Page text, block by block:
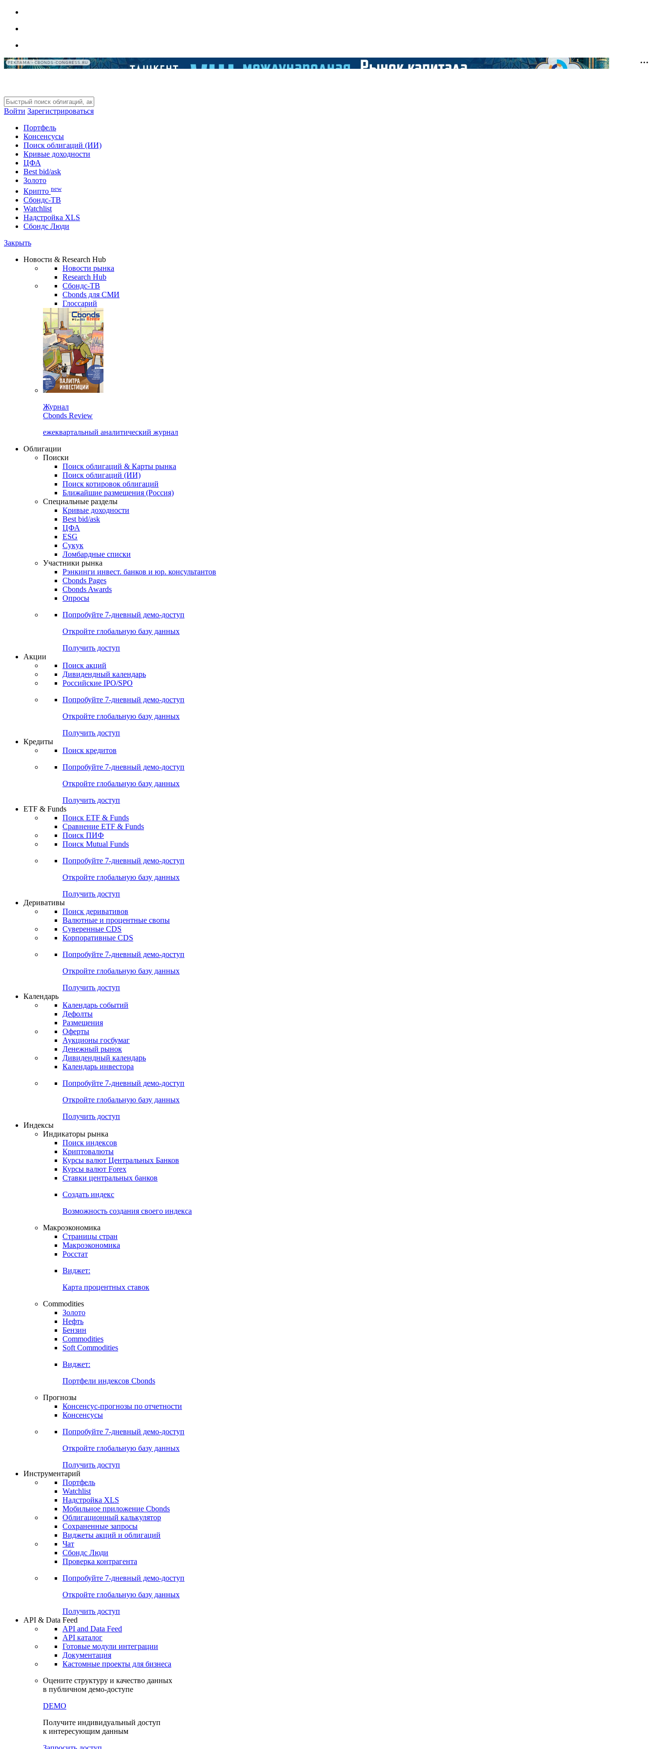
РЕКЛАМА • CBONDS-CONGRESS.RU
Войти Зарегистрироваться
Портфель
Консенсусы
Поиск облигаций (ИИ)
Кривые доходности
ЦФА
Best bid/ask
Золото
Крипто new
Сбондс-ТВ
Watchlist
Надстройка XLS
Сбондс Люди
Закрыть
Новости & Research Hub
Новости рынка
Research Hub
Сбондс-ТВ
Cbonds для СМИ
Глоссарий
Журнал
Cbonds Review
ежеквартальный аналитический журнал
Облигации
Поиски
Поиск облигаций & Карты рынка
Поиск облигаций (ИИ)
Поиск котировок облигаций
Ближайшие размещения (Россия)
Специальные разделы
Кривые доходности
Best bid/ask
ЦФА
ESG
Сукук
Ломбардные списки
Участники рынка
Рэнкинги инвест. банков и юр. консультантов
Cbonds Pages
Cbonds Awards
Опросы
Попробуйте 7-дневный демо-доступ
Откройте глобальную базу данных
Получить доступ
Акции
Поиск акций
Дивидендный календарь
Российские IPO/SPO
Попробуйте 7-дневный демо-доступ
Откройте глобальную базу данных
Получить доступ
Кредиты
Поиск кредитов
Попробуйте 7-дневный демо-доступ
Откройте глобальную базу данных
Получить доступ
ETF & Funds
Поиск ETF & Funds
Сравнение ETF & Funds
Поиск ПИФ
Поиск Mutual Funds
Попробуйте 7-дневный демо-доступ
Откройте глобальную базу данных
Получить доступ
Деривативы
Поиск деривативов
Валютные и процентные свопы
Суверенные CDS
Корпоративные CDS
Попробуйте 7-дневный демо-доступ
Откройте глобальную базу данных
Получить доступ
Календарь
Календарь событий
Дефолты
Размещения
Оферты
Аукционы госбумаг
Денежный рынок
Дивидендный календарь
Календарь инвестора
Попробуйте 7-дневный демо-доступ
Откройте глобальную базу данных
Получить доступ
Индексы
Индикаторы рынка
Поиск индексов
Криптовалюты
Курсы валют Центральных Банков
Курсы валют Forex
Ставки центральных банков
Создать индекс
Возможность создания своего индекса
Макроэкономика
Страницы стран
Макроэкономика
Росстат
Виджет:
Карта процентных ставок
Commodities
Золото
Нефть
Бензин
Commodities
Soft Commodities
Виджет:
Портфели индексов Cbonds
Прогнозы
Консенсус-прогнозы по отчетности
Консенсусы
Попробуйте 7-дневный демо-доступ
Откройте глобальную базу данных
Получить доступ
Инструментарий
Портфель
Watchlist
Надстройка XLS
Мобильное приложение Cbonds
Облигационный калькулятор
Сохраненные запросы
Виджеты акций и облигаций
Чат
Сбондс Люди
Проверка контрагента
Попробуйте 7-дневный демо-доступ
Откройте глобальную базу данных
Получить доступ
API & Data Feed
API and Data Feed
API каталог
Готовые модули интеграции
Документация
Кастомные проекты для бизнеса
Оцените структуру и качество данных
в публичном демо-доступе
DEMO
Получите индивидуальный доступ
к интересующим данным